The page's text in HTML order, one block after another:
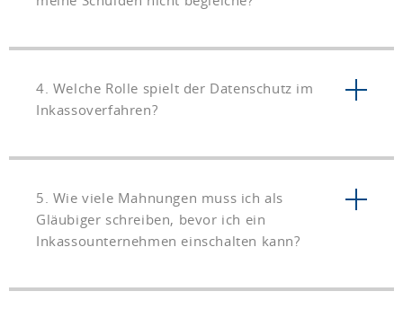
4. Welche Rolle spielt der Datenschutz im
Inkassoverfahren?
5. Wie viele Mahnungen muss ich als
Gläubiger schreiben, bevor ich ein
Inkassounternehmen einschalten kann?